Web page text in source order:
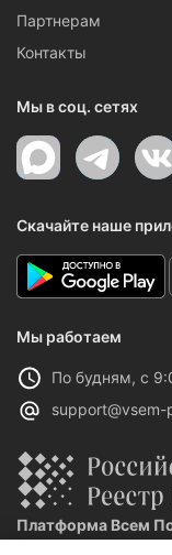
Партнерам
Контакты
Мы в соц. сетях
Скачайте наше
Мы работаем
По будням, с
Платформа Всем